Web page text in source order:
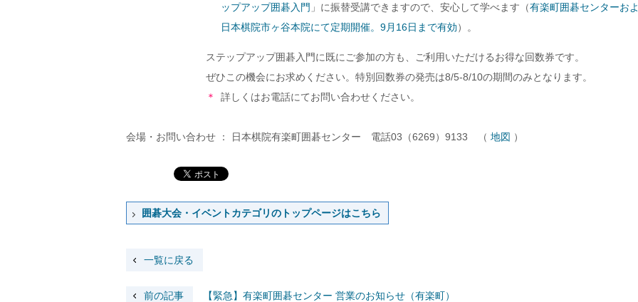
ップアップ囲碁入門 」に振替受講できますので、安心して学べます（有楽町囲碁センターお
日本棋院市ヶ谷本院にて定期開催。9月16日まで有効）。
ステップアップ囲碁入門に既にご参加の方も、ご利用いただけるお得な回数券です。
ぜひこの機会にお求めください。特別回数券の発売は8/5-8/10の期間のみとなります。
＊
詳しくはお電話にてお問い合わせください。
会場・お問い合わせ ： 日本棋院有楽町囲碁センター 電話03（6269）9133 （ 地図 ）
囲碁大会・イベントカテゴリのトップページはこちら
一覧に戻る
前の記事 【緊急】有楽町囲碁センター 営業のお知らせ（有楽町）